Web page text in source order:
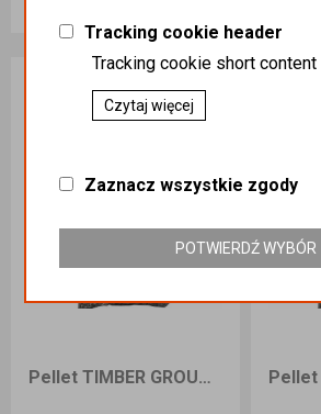
Pellet TIMBER GROUP 6mm 990kg dostawa Śląsk
Tracking cookie header
Tracking cookie short content
Czytaj więcej
Zaznacz wszystkie zgody
POTWIERDŹ WYBÓR